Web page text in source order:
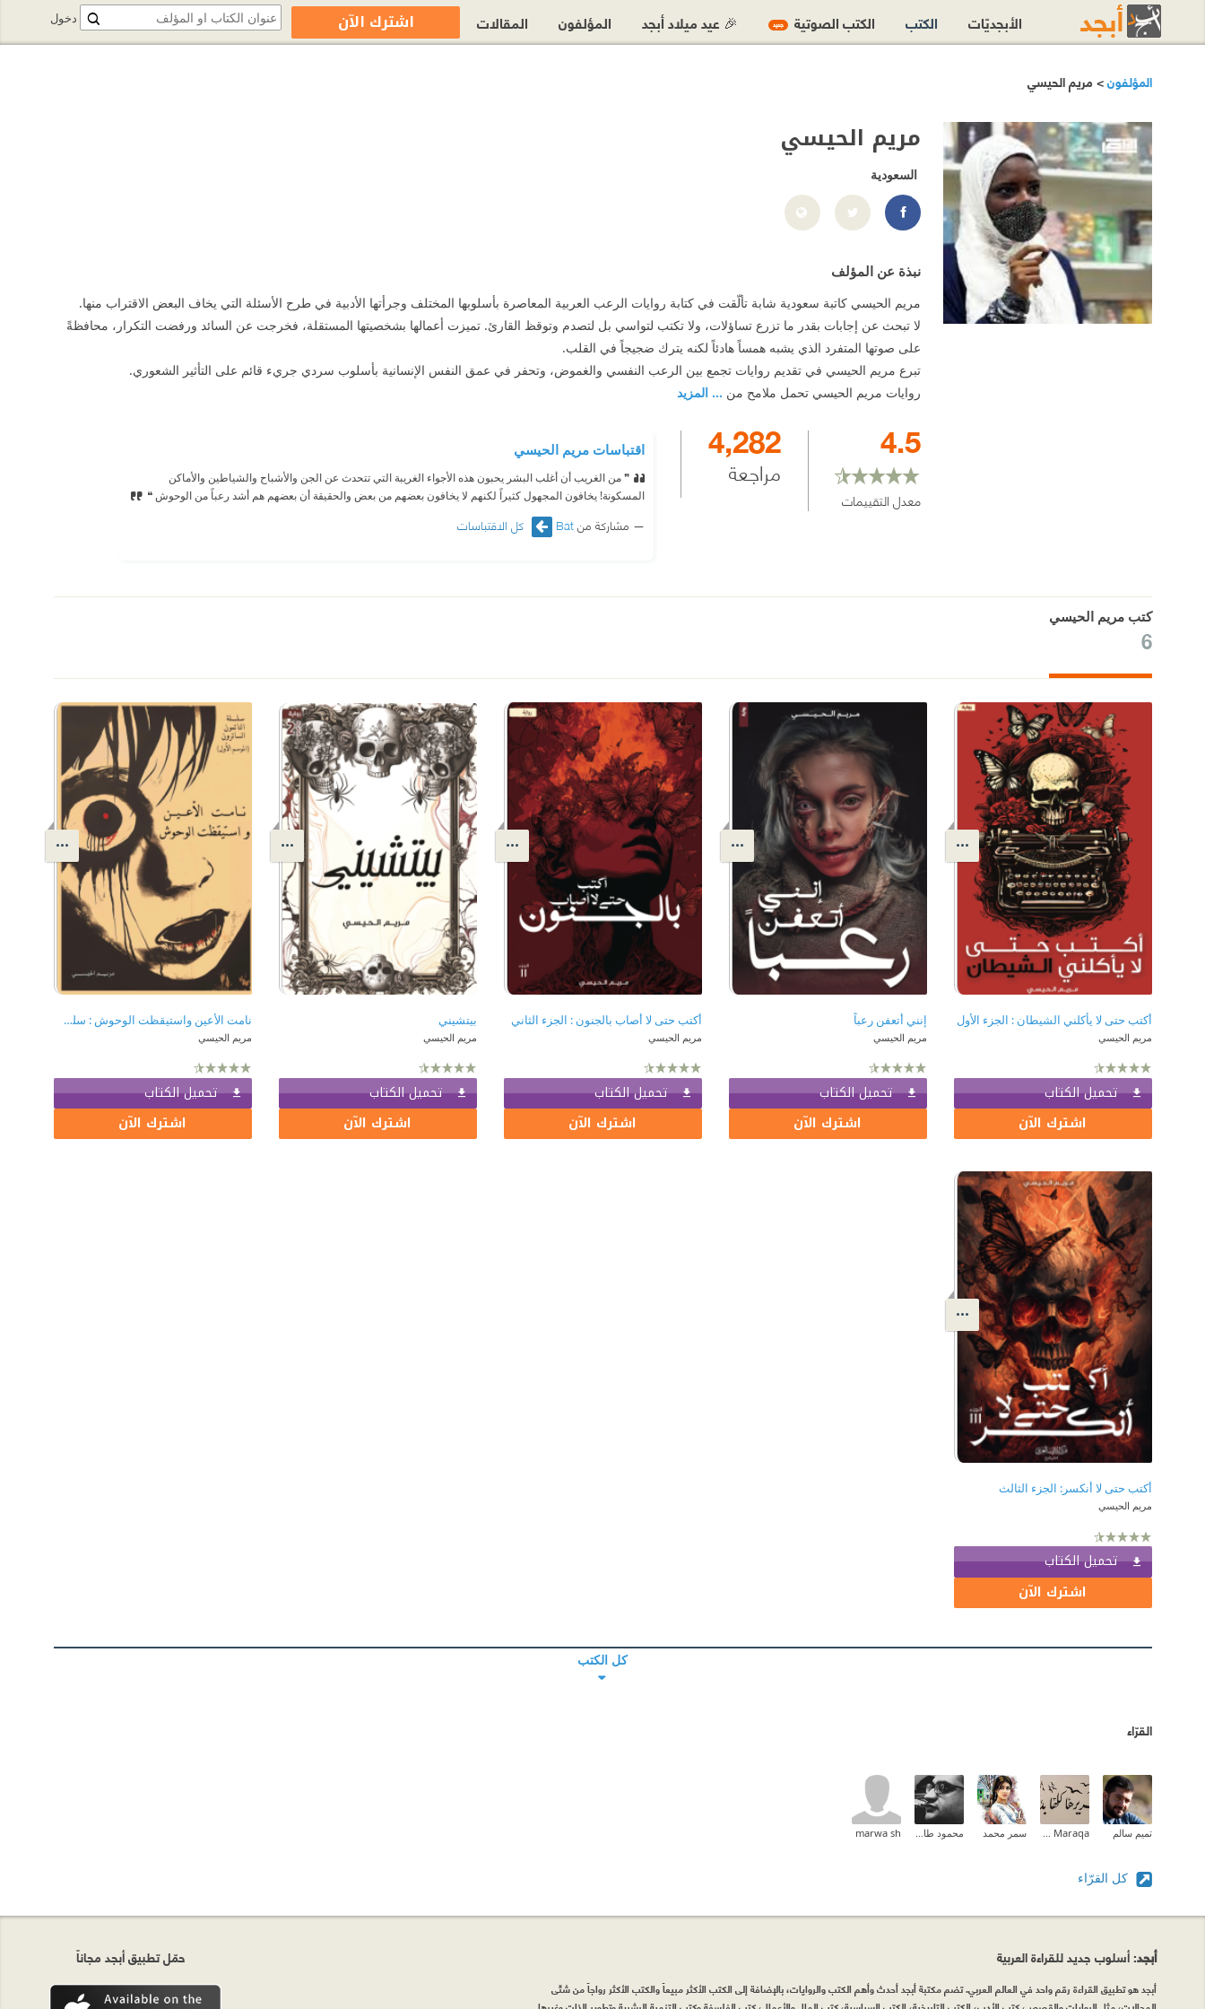
المؤلفون> مريم الحيسي
مريم الحيسي
السعودية
https://www.instagram.com/maria_hise5/
نبذة عن المؤلف
مريم الحيسي كاتبة سعودية شابة تألّقت في كتابة روايات الرعب العربية المعاصرة بأسلوبها المختلف وجرأتها الأدبية في طرح الأسئلة التي يخاف البعض الاقتراب منها.
لا تبحث عن إجابات بقدر ما تزرع تساؤلات، ولا تكتب لتواسي بل لتصدم وتوقظ القارئ. تميزت أعمالها بشخصيتها المستقلة، فخرجت عن السائد ورفضت التكرار، محافظةً
على صوتها المتفرد الذي يشبه همساً هادئاً لكنه يترك ضجيجاً في القلب.
تبرع مريم الحيسي في تقديم روايات تجمع بين الرعب النفسي والغموض، وتحفر في عمق النفس الإنسانية بأسلوب سردي جريء قائم على التأثير الشعوري.
روايات مريم الحيسي تحمل ملامح من ... المزيد
4.5
معدل التقييمات
4,282
مراجعة
اقتباسات مريم الحيسي
❞ من الغريب أن أغلب البشر يحبون هذه الأجواء الغريبة التي تتحدث عن الجن والأشباح والشياطين والأماكن
المسكونة! يخافون المجهول كثيراً لكنهم لا يخافون بعضهم من بعض والحقيقة أن بعضهم هم أشد رعباً من الوحوش ❝
مشاركة منBat كل الاقتباسات
كتب مريم الحيسي
6
أكتب حتى لا يأكلني الشيطان : الجزء الأول
مريم الحيسي
تحميل الكتاب
اشترك الآن
إنني أتعفن رعباً
مريم الحيسي
تحميل الكتاب
اشترك الآن
أكتب حتى لا أصاب بالجنون : الجزء الثاني
مريم الحيسي
تحميل الكتاب
اشترك الآن
بيتشيني
مريم الحيسي
تحميل الكتاب
اشترك الآن
نامت الأعين واستيقظت الوحوش : سلسلة النائمون السائرون - الموسم الأول
مريم الحيسي
تحميل الكتاب
اشترك الآن
أكتب حتى لا أنكسر: الجزء الثالث
مريم الحيسي
تحميل الكتاب
اشترك الآن
كل الكتب
القرّاء
تميم سالم سمر محمد marwa sh
كل القرّاء
دخول الأبجديّات الكتب الكتب الصوتية جديد 🎉 عيد ميلاد أبجد المؤلفون المقالات اشترك الآن
حمّل تطبيق أبجد مجاناً أبجد: أسلوب جديد للقراءة العربية
أبجد هو تطبيق القراءة رقم واحد في العالم العربي. تضم مكتبة أبجد أحدث وأهم الكتب والروايات، بالإضافة إلى الكتب الأكثر مبيعاً والكتب الأكثر رواجاً من شتّى